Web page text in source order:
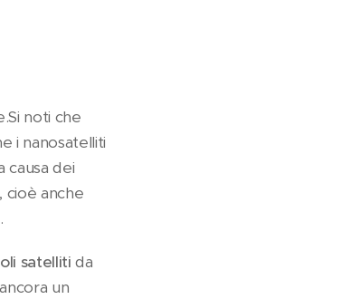
noti che
i nanosatelliti
causa dei
cioè anche
satelliti da
un